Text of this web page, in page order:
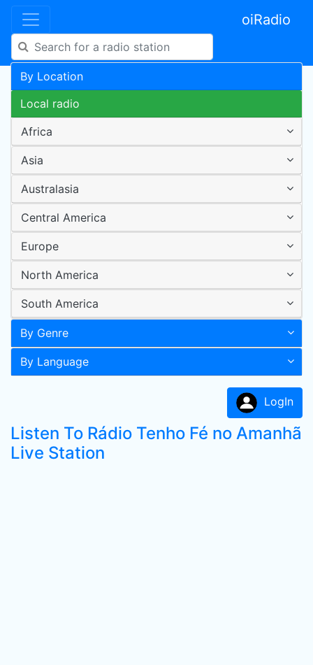
oiRadio
By Location
Local radio
Africa
Asia
Australasia
Central America
Europe
North America
South America
By Genre
By Language
LogIn
Listen To Rádio Tenho Fé no Amanhã
Live Station